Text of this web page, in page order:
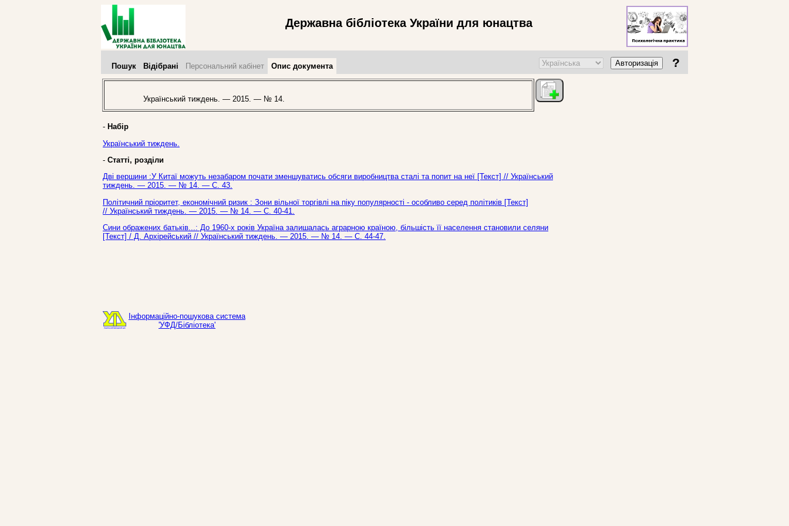
Державна бібліотека України для юнацтва
Пошук Відібрані Персональний кабінет Опис документа Авторизація ?
Український тиждень. — 2015. — № 14.
- Набір
Український тиждень.
- Статті, розділи
Дві вершини :У Китаї можуть незабаром почати зменшуватись обсяги виробництва сталі та попит на неї [Текст] // Український
тиждень. — 2015. — № 14. — С. 43.
Політичний пріоритет, економічний ризик : Зони вільної торгівлі на піку популярності - особливо серед політиків [Текст]
// Український тиждень. — 2015. — № 14. — С. 40-41.
Сини ображених батьків...: До 1960-х років Україна залишалась аграрною країною, більшість її населення становили селяни
[Текст] / Д. Архірейський // Український тиждень. — 2015. — № 14. — С. 44-47.
Інформаційно-пошукова система
'УФД/Бібліотека'